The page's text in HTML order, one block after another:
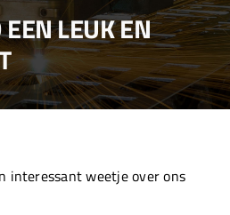
LEUK EN
interessant weetje over ons